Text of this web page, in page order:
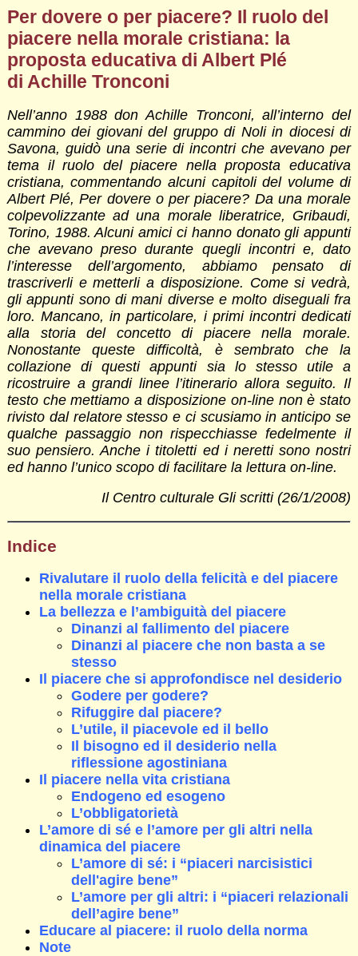
Per dovere o per piacere? Il ruolo del
piacere nella morale cristiana: la
proposta educativa di Albert Plé
di Achille Tronconi
Nell’anno 1988 don Achille Tronconi, all’interno del
cammino dei giovani del gruppo di Noli in diocesi di
Savona, guidò una serie di incontri che avevano per
tema il ruolo del piacere nella proposta educativa
cristiana, commentando alcuni capitoli del volume di
Albert Plé, Per dovere o per piacere? Da una morale
colpevolizzante ad una morale liberatrice, Gribaudi,
Torino, 1988. Alcuni amici ci hanno donato gli appunti
che avevano preso durante quegli incontri e, dato
l’interesse dell’argomento, abbiamo pensato di
trascriverli e metterli a disposizione. Come si vedrà,
gli appunti sono di mani diverse e molto diseguali fra
loro. Mancano, in particolare, i primi incontri dedicati
alla storia del concetto di piacere nella morale.
Nonostante queste difficoltà, è sembrato che la
collazione di questi appunti sia lo stesso utile a
ricostruire a grandi linee l’itinerario allora seguito. Il
testo che mettiamo a disposizione on-line non è stato
rivisto dal relatore stesso e ci scusiamo in anticipo se
qualche passaggio non rispecchiasse fedelmente il
suo pensiero. Anche i titoletti ed i neretti sono nostri
ed hanno l’unico scopo di facilitare la lettura on-line.
Il Centro culturale Gli scritti (26/1/2008)
Indice
Rivalutare il ruolo della felicità e del piacere
nella morale cristiana
La bellezza e l’ambiguità del piacere
Dinanzi al fallimento del piacere
Dinanzi al piacere che non basta a se
stesso
Il piacere che si approfondisce nel desiderio
Godere per godere?
Rifuggire dal piacere?
L’utile, il piacevole ed il bello
Il bisogno ed il desiderio nella
riflessione agostiniana
Il piacere nella vita cristiana
Endogeno ed esogeno
L’obbligatorietà
L’amore di sé e l’amore per gli altri nella
dinamica del piacere
L’amore di sé: i “piaceri narcisistici
dell'agire bene”
L’amore per gli altri: i “piaceri relazionali
dell’agire bene”
Educare al piacere: il ruolo della norma
Note